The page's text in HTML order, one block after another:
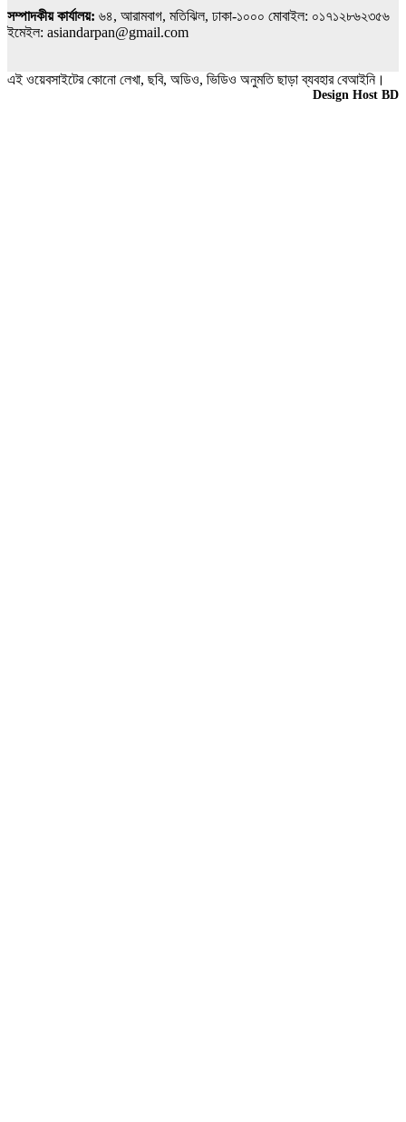
সম্পাদকীয় কার্যালয়: ৬৪, আরামবাগ, মতিঝিল, ঢাকা-১০০০ মোবাইল: ০১৭১২৮৬২৩৫৬
ইমেইল: asiandarpan@gmail.com
এই ওয়েবসাইটের কোনো লেখা, ছবি, অডিও, ভিডিও অনুমতি ছাড়া ব্যবহার বেআইনি।
Design Host BD